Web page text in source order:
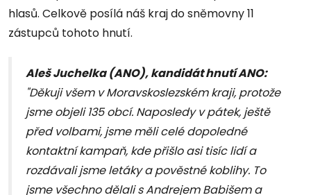
hlasů. Celkově posílá náš kraj do sněmovny 11
zástupců tohoto hnutí.
Aleš Juchelka (ANO), kandidát hnutí ANO:
"Děkuji všem v Moravskoslezském kraji, protože
jsme objeli 135 obcí. Naposledy v pátek, ještě
před volbami, jsme měli celé dopoledné
kontaktní kampaň, kde přišlo asi tisíc lidí a
rozdávali jsme letáky a pověstné koblihy. To
jsme všechno dělali s Andrejem Babišem a